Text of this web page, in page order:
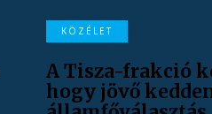
KÖZÉLET
A Tisza-frakció
hogy jövő